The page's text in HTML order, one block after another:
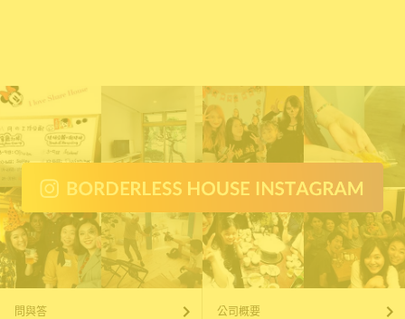
問與答 公司概要